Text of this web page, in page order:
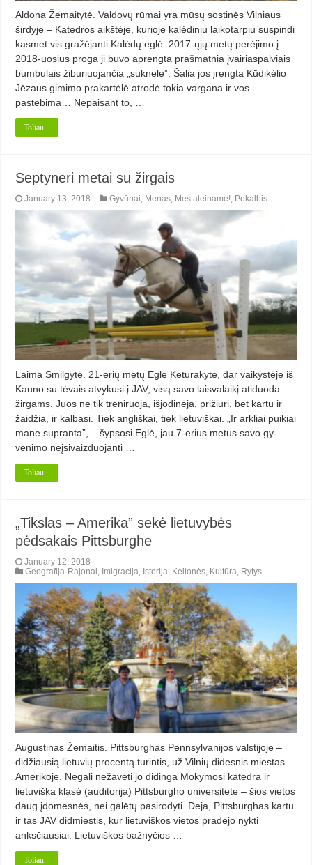
Aldona Žemaitytė. Valdovų rūmai yra mūsų sostinės Vilniaus
širdyje – Katedros aikštėje, kurioje kalėdiniu laikotarpiu suspindi
kasmet vis gražėjanti Kalėdų eglė. 2017-ųjų metų perėjimo į
2018-uosius proga ji buvo aprengta prašmatnia įvairiaspalviais
bumbulais žiburiuojančia „suknele”. Šalia jos įrengta Kūdikėlio
Jėzaus gimimo prakartėlė atrodė tokia vargana ir vos
pastebima… Nepaisant to, …
Toliau...
Septyneri metai su žirgais
January 13, 2018 Gyvūnai, Menas, Mes ateiname!, Pokalbis
Laima Smilgytė. 21-erių metų Eglė Keturakytė, dar vaikystėje iš
Kauno su tėvais atvykusi į JAV, visą savo laisva­laikį atiduoda
žirgams. Juos ne tik treniruoja, išjodinėja, prižiūri, bet kartu ir
žaidžia, ir kalbasi. Tiek angliškai, tiek lietuviškai. „Ir arkliai puikiai
mane supranta”, – šypsosi Eglė, jau 7-erius metus savo gy­
venimo neįsivaizduojanti …
Toliau...
„Tikslas – Amerika” sekė lietuvybės
pėdsakais Pittsburghe
January 12, 2018
Geografija-Rajonai, Imigracija, Istorija, Kelionės, Kultūra, Rytys
Augustinas Žemaitis. Pittsburghas Pennsylvanijos valstijoje –
didžiausią lietuvių procentą turintis, už Vilnių didesnis miestas
Amerikoje. Negali nežavėti jo didinga Mokymosi katedra ir
lietuviška klasė (auditorija) Pittsburgho universitete – šios vietos
daug įdomesnės, nei galėtų pasirodyti. Deja, Pittsburghas kartu
ir tas JAV didmiestis, kur lietuviškos vietos pradėjo nykti
anksčiausiai. Lietuviškos bažnyčios …
Toliau...